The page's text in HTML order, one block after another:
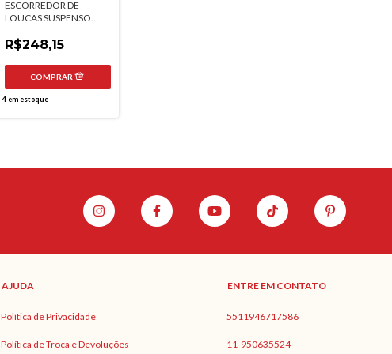
ESCORREDOR DE
LOUCAS SUSPENSO
PRATOS FUTURE
R$248,15
4em estoque
AJUDA
Política de Privacidade
Política de Troca e Devoluções
ENTRE EM CONTATO
5511946717586
11-950635524